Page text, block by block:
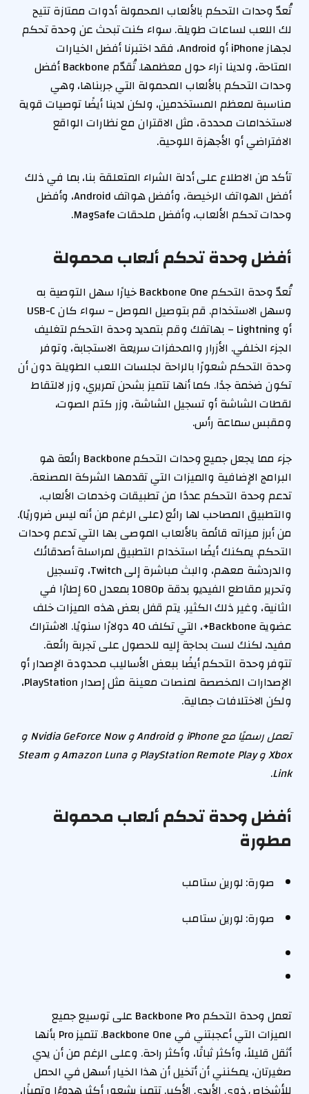
تُعدّ وحدات التحكم بالألعاب المحمولة أدوات ممتازة تتيح
لك اللعب لساعات طويلة. سواء كنت تبحث عن وحدة تحكم
لجهاز iPhone أو Android، فقد اختبرنا أفضل الخيارات
المتاحة، ولدينا آراء حول معظمها. تُقدّم Backbone أفضل
وحدات التحكم بالألعاب المحمولة التي جربناها، وهي
مناسبة لمعظم المستخدمين، ولكن لدينا أيضًا توصيات قوية
لاستخدامات محددة، مثل الاقتران مع نظارات الواقع
الافتراضي أو الأجهزة اللوحية.
تأكد من الاطلاع على أدلة الشراء المتعلقة بنا، بما في ذلك
أفضل الهواتف الرخيصة، وأفضل هواتف Android، وأفضل
وحدات تحكم الألعاب، وأفضل ملحقات MagSafe.
أفضل وحدة تحكم ألعاب محمولة
تُعدّ وحدة التحكم Backbone One خيارًا سهل التوصية به
وسهل الاستخدام. قم بتوصيل الموصل – سواء كان USB-C
أو Lightning – بهاتفك وقم بتمديد وحدة التحكم لتغليف
الجزء الخلفي. الأزرار والمحفزات سريعة الاستجابة، وتوفر
وحدة التحكم شعورًا بالراحة لجلسات اللعب الطويلة دون أن
تكون ضخمة جدًا. كما أنها تتميز بشحن تمريري، وزر لالتقاط
لقطات الشاشة أو تسجيل الشاشة، وزر كتم الصوت،
ومقبس سماعة رأس.
جزء مما يجعل جميع وحدات التحكم Backbone رائعة هو
البرامج الإضافية والميزات التي تقدمها الشركة المصنعة.
تدعم وحدة التحكم عددًا من تطبيقات وخدمات الألعاب،
والتطبيق المصاحب لها رائع (على الرغم من أنه ليس ضروريًا).
من أبرز ميزاته قائمة بالألعاب الموصى بها التي تدعم وحدات
التحكم. يمكنك أيضًا استخدام التطبيق لمراسلة أصدقائك
والدردشة معهم، والبث مباشرة إلى Twitch، وتسجيل
وتحرير مقاطع الفيديو بدقة 1080p بمعدل 60 إطارًا في
الثانية، وغير ذلك الكثير. يتم قفل بعض هذه الميزات خلف
عضوية Backbone+، التي تكلف 40 دولارًا سنويًا. الاشتراك
مفيد، لكنك لست بحاجة إليه للحصول على تجربة رائعة.
تتوفر وحدة التحكم أيضًا ببعض الأساليب محدودة الإصدار أو
الإصدارات المخصصة لمنصات معينة مثل إصدار PlayStation،
ولكن الاختلافات جمالية.
تعمل رسميًا مع iPhone و Android و Nvidia GeForce Now و
Xbox و PlayStation Remote Play و Amazon Luna و Steam
Link
.
أفضل وحدة تحكم ألعاب محمولة
مطورة
صورة: لورين ستامب
صورة: لورين ستامب
تعمل وحدة التحكم Backbone Pro على توسيع جميع
الميزات التي أعجبتني في Backbone One. تتميز Pro بأنها
أثقل قليلاً، وأكثر ثباتًا، وأكثر راحة. وعلى الرغم من أن يدي
صغيرتان، يمكنني أن أتخيل أن هذا الخيار أسهل في الحمل